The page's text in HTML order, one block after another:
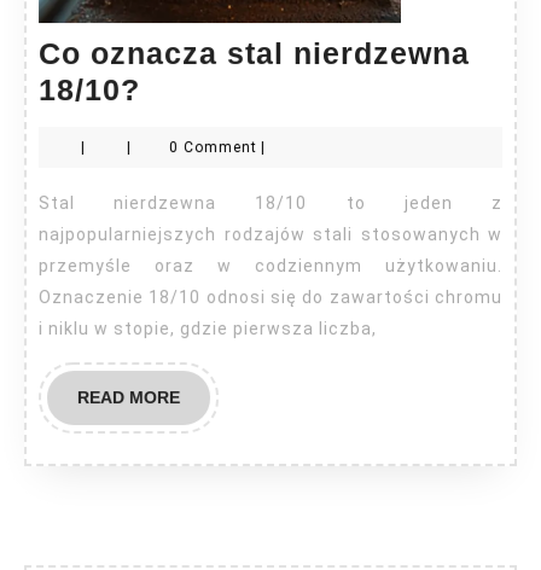
Co oznacza stal nierdzewna
18/10?
stal
nierdzewna
18/10?
0 Comment
Stal nierdzewna 18/10 to jeden z
najpopularniejszych rodzajów stali stosowanych w
przemyśle oraz w codziennym użytkowaniu.
Oznaczenie 18/10 odnosi się do zawartości chromu
i niklu w stopie, gdzie pierwsza liczba,
READ MOREREAD
MORE